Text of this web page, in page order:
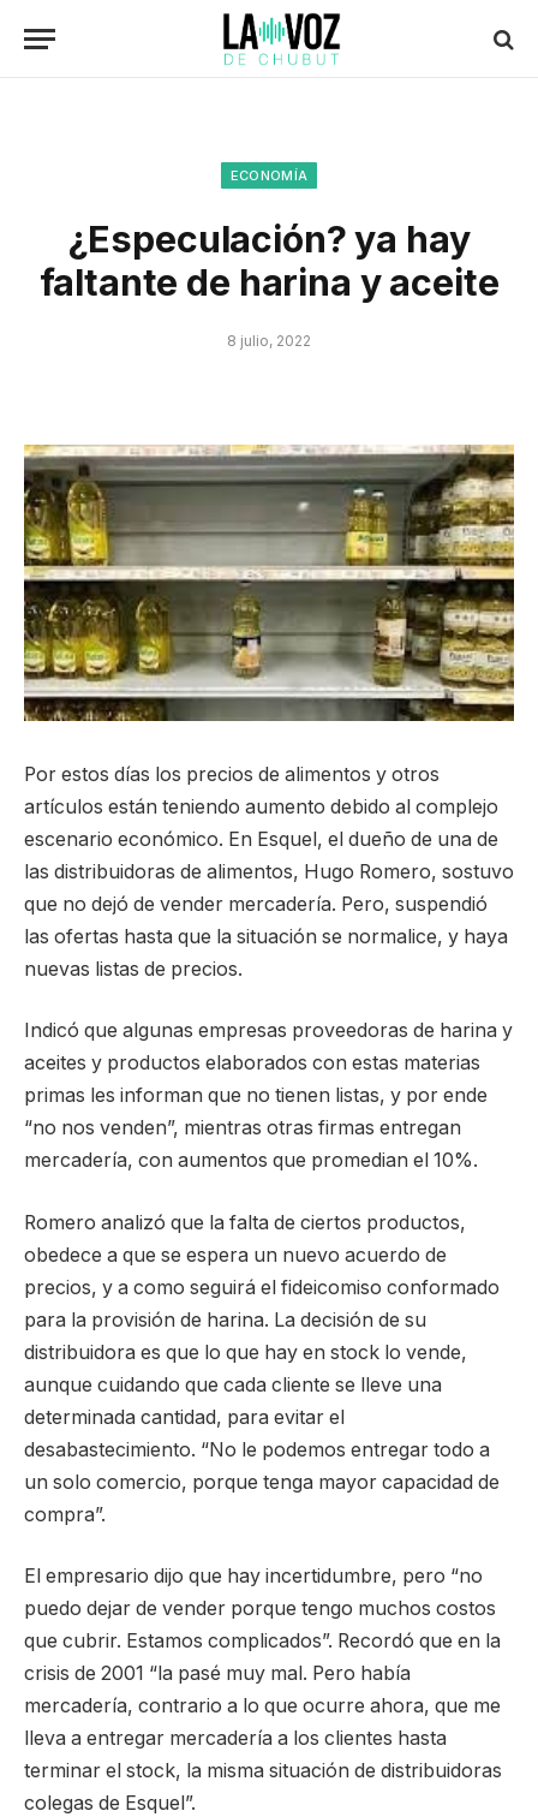
ECONOMÍA
¿Especulación? ya hay
faltante de harina y aceite
8 julio, 2022
Por estos días los precios de alimentos y otros
artículos están teniendo aumento debido al complejo
escenario económico. En Esquel, el dueño de una de
las distribuidoras de alimentos, Hugo Romero, sostuvo
que no dejó de vender mercadería. Pero, suspendió
las ofertas hasta que la situación se normalice, y haya
nuevas listas de precios.
Indicó que algunas empresas proveedoras de harina y
aceites y productos elaborados con estas materias
primas les informan que no tienen listas, y por ende
“no nos venden”, mientras otras firmas entregan
mercadería, con aumentos que promedian el 10%.
Romero analizó que la falta de ciertos productos,
obedece a que se espera un nuevo acuerdo de
precios, y a como seguirá el fideicomiso conformado
para la provisión de harina. La decisión de su
distribuidora es que lo que hay en stock lo vende,
aunque cuidando que cada cliente se lleve una
determinada cantidad, para evitar el
desabastecimiento. “No le podemos entregar todo a
un solo comercio, porque tenga mayor capacidad de
compra”.
El empresario dijo que hay incertidumbre, pero “no
puedo dejar de vender porque tengo muchos costos
que cubrir. Estamos complicados”. Recordó que en la
crisis de 2001 “la pasé muy mal. Pero había
mercadería, contrario a lo que ocurre ahora, que me
lleva a entregar mercadería a los clientes hasta
terminar el stock, la misma situación de distribuidoras
colegas de Esquel”.